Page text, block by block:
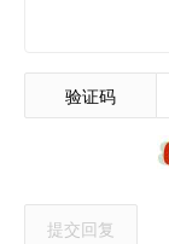
验证码
提交回复